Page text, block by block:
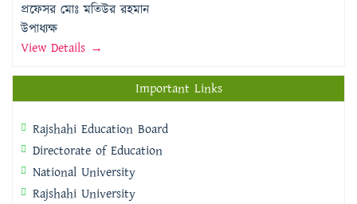
প্রফেসর মোঃ মতিউর রহমান
উপাধ্যক্ষ
View Details →
Important Links
Rajshahi Education Board
Directorate of Education
National University
Rajshahi University